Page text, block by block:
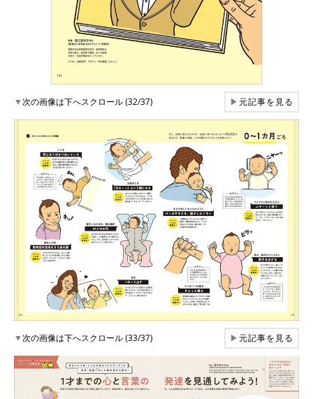
▼次の画像は下へスクロール (32/37) ▶元記事を見る
▼次の画像は下へスクロール (33/37) ▶元記事を見る